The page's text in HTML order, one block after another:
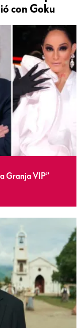
con Goku
Granja VIP”